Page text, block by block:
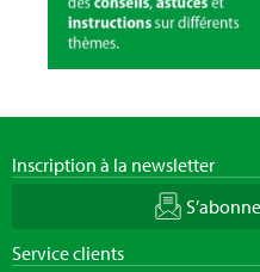
Inscription à la newsletter
Service clients